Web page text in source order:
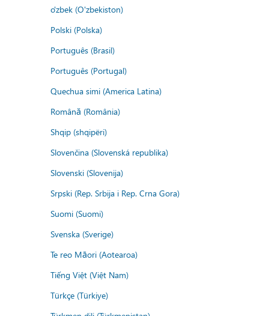
o'zbek (O'zbekiston)
Polski (Polska)
Português (Brasil)
Português (Portugal)
Quechua simi (America Latina)
Română (România)
Shqip (shqipëri)
Slovenčina (Slovenská republika)
Slovenski (Slovenija)
Srpski (Rep. Srbija i Rep. Crna Gora)
Suomi (Suomi)
Svenska (Sverige)
Te reo Māori (Aotearoa)
Tiếng Việt (Việt Nam)
Türkçe (Türkiye)